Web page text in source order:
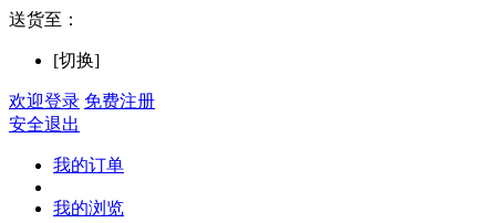
送货至：
[切换]
欢迎登录 免费注册
安全退出
我的订单
我的浏览